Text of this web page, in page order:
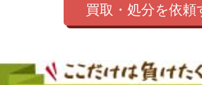
買取・処分を依頼